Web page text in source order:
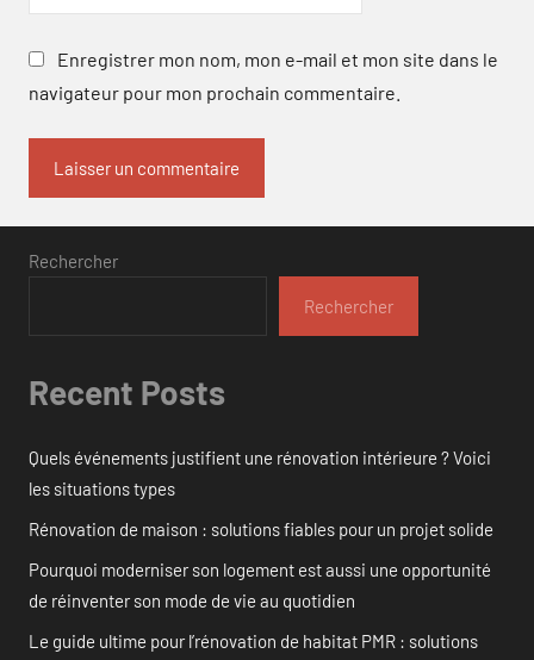
Enregistrer mon nom, mon e-mail et mon site dans le
navigateur pour mon prochain commentaire.
Rechercher
Rechercher
Recent Posts
Quels événements justifient une rénovation intérieure ? Voici
les situations types
Rénovation de maison : solutions fiables pour un projet solide
Pourquoi moderniser son logement est aussi une opportunité
de réinventer son mode de vie au quotidien
Le guide ultime pour l’rénovation de habitat PMR : solutions